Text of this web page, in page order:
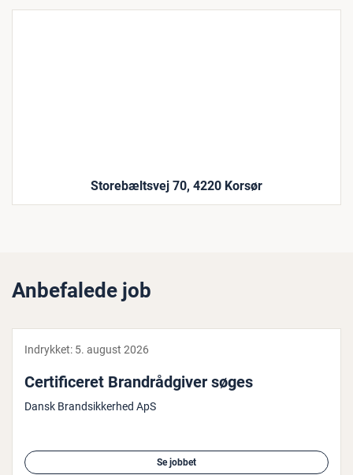
Storebæltsvej 70, 4220 Korsør
Anbefalede job
Indrykket: 5. august 2026
Cer­ti­fi­ce­ret Bran­d­rå­d­gi­ver søges
Dansk Brandsikkerhed ApS
Se jobbet